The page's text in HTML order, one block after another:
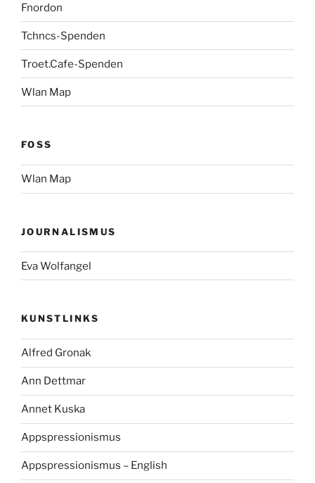
Fnordon
Tchncs-Spenden
Troet.Cafe-Spenden
Wlan Map
FOSS
Wlan Map
JOURNALISMUS
Eva Wolfangel
KUNSTLINKS
Alfred Gronak
Ann Dettmar
Annet Kuska
Appspressionismus
Appspressionismus – English